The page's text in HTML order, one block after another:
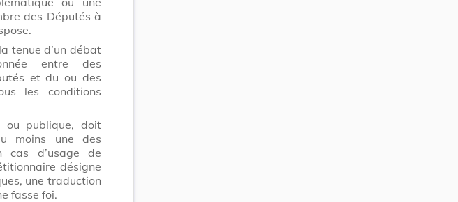
des Députés à
tenue d’un débat
entre des
et du ou des
les conditions
ou publique, doit
moins une des
cas d’usage de
désigne
une traduction
fasse foi.